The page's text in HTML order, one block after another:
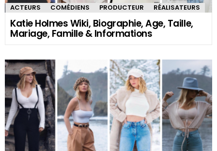
ACTEURS COMÉDIENS PRODUCTEUR RÉALISATEURS
Katie Holmes Wiki, Biographie, Age, Taille,
Mariage, Famille & Informations